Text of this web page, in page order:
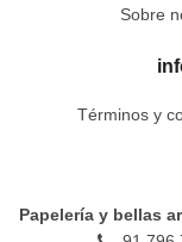
Sobre
Términos y
Papelería y bellas